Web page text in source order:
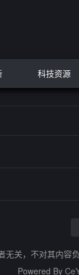
科技资源
无关，不对其内容
Powered By